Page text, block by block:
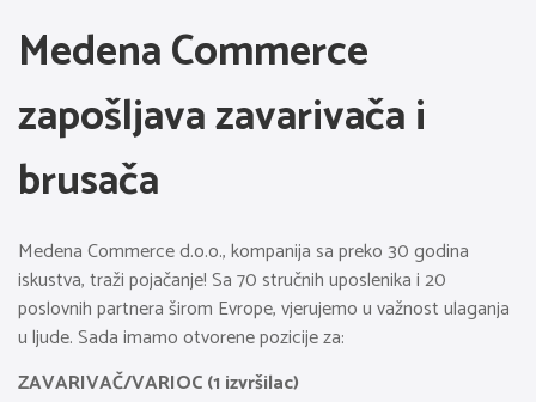
Medena Commerce
zapošljava zavarivača i
brusača
Medena Commerce d.o.o., kompanija sa preko 30 godina
iskustva, traži pojačanje! Sa 70 stručnih uposlenika i 20
poslovnih partnera širom Evrope, vjerujemo u važnost ulaganja
u ljude. Sada imamo otvorene pozicije za:
ZAVARIVAČ/VARIOC (1 izvršilac)